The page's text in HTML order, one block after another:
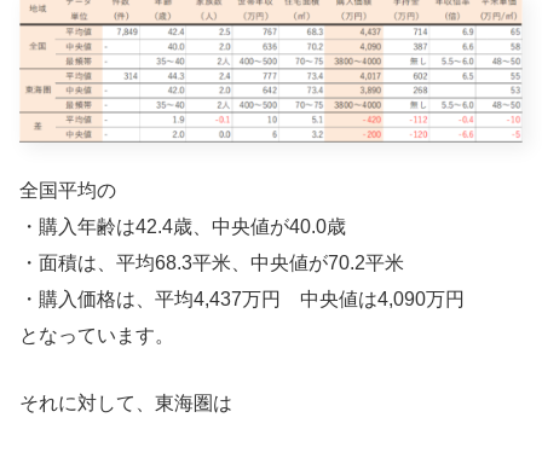
全国平均の
・購入年齢は42.4歳、中央値が40.0歳
・面積は、平均68.3平米、中央値が70.2平米
・購入価格は、平均4,437万円 中央値は4,090万円
となっています。
それに対して、東海圏は